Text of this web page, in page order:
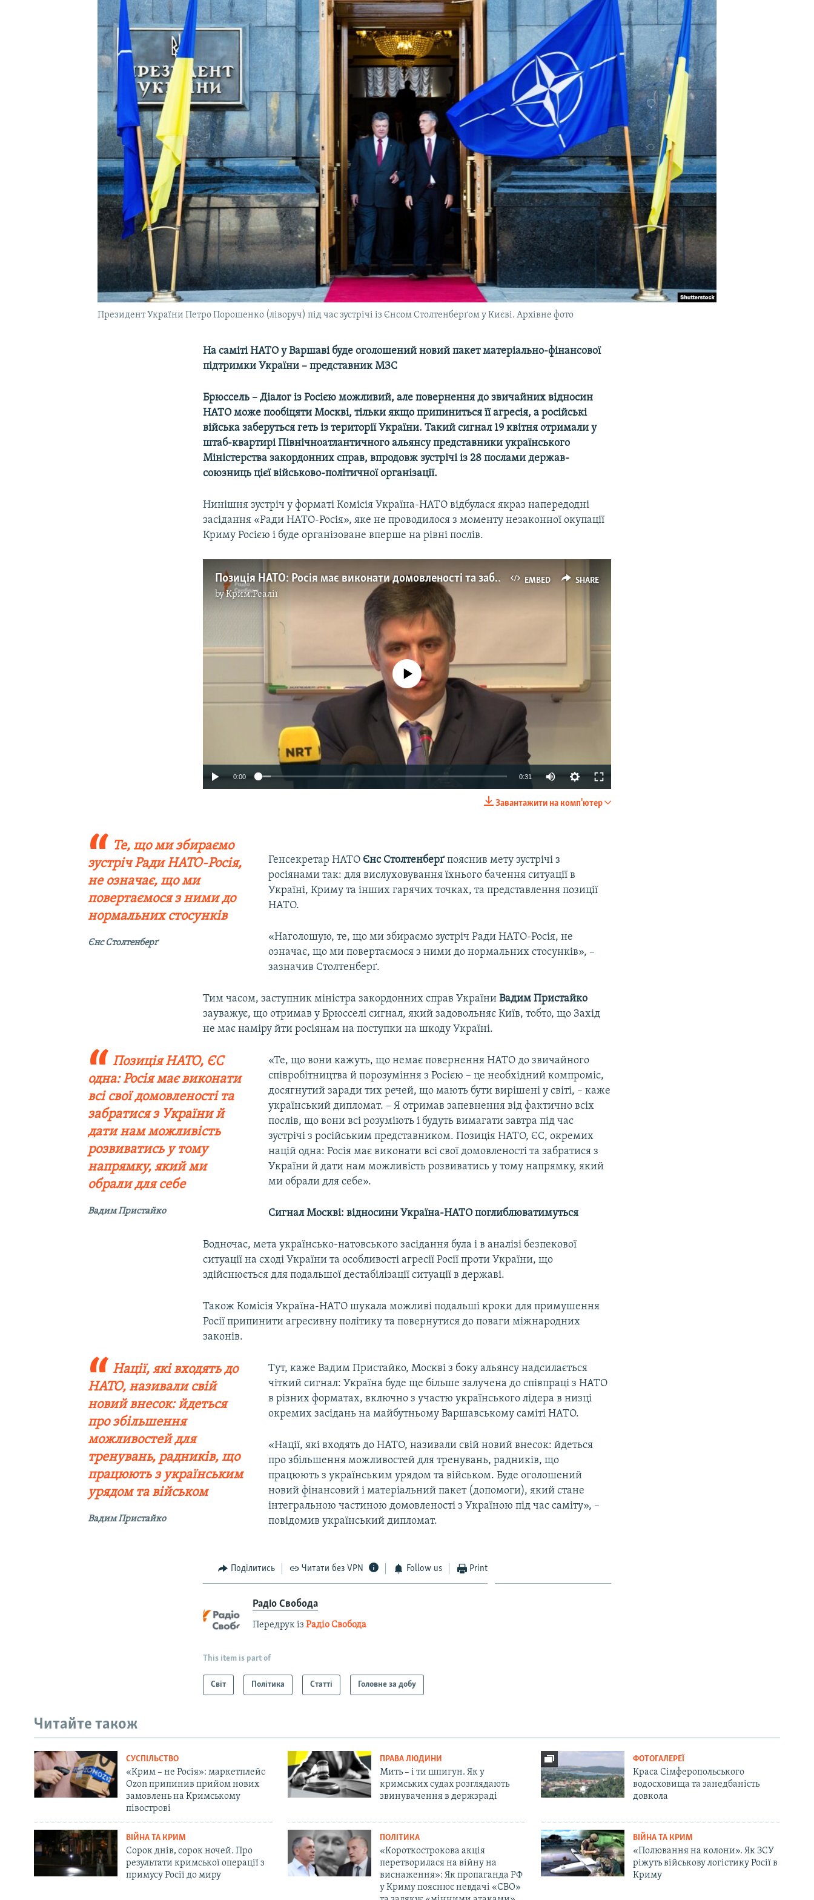
УКРАЇНСЬКА ПРОБЛЕМА КРИМУ
Президент України Петро Порошенко (ліворуч) під час зустрічі із Єнсом Столтенберґом у Києві. Архівне фото
На саміті НАТО у Варшаві буде оголошений новий пакет матеріально-фінансової
підтримки України – представник МЗС
Брюссель – Діалог із Росією можливий, але повернення до звичайних відносин
НАТО може пообіцяти Москві, тільки якщо припиниться її агресія, а російські
війська заберуться геть із території України. Такий сигнал 19 квітня отримали у
штаб-квартирі Північноатлантичного альянсу представники українського
Міністерства закордонних справ, впродовж зустрічі із 28 послами держав-
союзниць цієї військово-політичної організації.
Нинішня зустріч у форматі Комісія Україна-НАТО відбулася якраз напередодні
засідання «Ради НАТО-Росія», яке не проводилося з моменту незаконної окупації
Криму Росією і буде організоване вперше на рівні послів.
EMBED SHARE
Позиція НАТО: Росія має виконати домовленості та забратися з України – Пристайко
byКрим.Реалії
No media source currently available
0:00 0:31
Завантажити на комп'ютер
Те, що ми збираємо
зустріч Ради НАТО-Росія,
не означає, що ми
повертаємося з ними до
нормальних стосунків
Єнс Столтенберґ
Генсекретар НАТО Єнс Столтенберґпояснив мету зустрічі з
росіянами так: для вислуховування їхнього бачення ситуації в
Україні, Криму та інших гарячих точках, та представлення позиції
НАТО.
«Наголошую, те, що ми збираємо зустріч Ради НАТО-Росія, не
означає, що ми повертаємося з ними до нормальних стосунків», –
зазначив Столтенберґ.
Тим часом, заступник міністра закордонних справ УкраїниВадим Пристайко
зауважує, що отримав у Брюсселі сигнал, який задовольняє Київ, тобто, що Захід
не має наміру йти росіянам на поступки на шкоду Україні.
Позиція НАТО, ЄС
одна: Росія має виконати
всі свої домовленості та
забратися з України й
дати нам можливість
розвиватись у тому
напрямку, який ми
обрали для себе
Вадим Пристайко
«Те, що вони кажуть, що немає повернення НАТО до звичайного
співробітництва й порозуміння з Росією – це необхідний компроміс,
досягнутий заради тих речей, що мають бути вирішені у світі, – каже
український дипломат. – Я отримав запевнення від фактично всіх
послів, що вони всі розуміють і будуть вимагати завтра під час
зустрічі з російським представником. Позиція НАТО, ЄС, окремих
націй одна: Росія має виконати всі свої домовленості та забратися з
України й дати нам можливість розвиватись у тому напрямку, який
ми обрали для себе».
Сигнал Москві: відносини Україна-НАТО поглиблюватимуться
Водночас, мета українсько-натовського засідання була і в аналізі безпекової
ситуації на сході України та особливості агресії Росії проти України, що
здійснюється для подальшої дестабілізації ситуації в державі.
Також Комісія Україна-НАТО шукала можливі подальші кроки для примушення
Росії припинити агресивну політику та повернутися до поваги міжнародних
законів.
Нації, які входять до
НАТО, називали свій
новий внесок: йдеться
про збільшення
можливостей для
тренувань, радників, що
працюють з українським
урядом та військом
Вадим Пристайко
Тут, каже Вадим Пристайко, Москві з боку альянсу надсилається
чіткий сигнал: Україна буде ще більше залучена до співпраці з НАТО
в різних форматах, включно з участю українського лідера в низці
окремих засідань на майбутньому Варшавському саміті НАТО.
«Нації, які входять до НАТО, називали свій новий внесок: йдеться
про збільшення можливостей для тренувань, радників, що
працюють з українським урядом та військом. Буде оголошений
новий фінансовий і матеріальний пакет (допомоги), який стане
інтегральною частиною домовленості з Україною під час саміту», –
повідомив український дипломат.
Поділитись Читати без VPN Follow us Print
Радіо Свобода
Передрук ізРадіо Свобода
This item is part of
Світ Політика Статті Головне за добу
Читайте також
СУСПІЛЬСТВО
«Крим – не Росія»: маркетплейс
Ozon припинив прийом нових
замовлень на Кримському
півострові
ПРАВА ЛЮДИНИ
Мить – і ти шпигун. Як у
кримських судах розглядають
звинувачення в держзраді
ФОТОГАЛЕРЕЇ
Краса Сімферопольського
водосховища та занедбаність
довкола
ВІЙНА ТА КРИМ
Сорок днів, сорок ночей. Про
результати кримської операції з
примусу Росії до миру
ПОЛІТИКА
«Короткострокова акція
перетворилася на війну на
виснаження»: Як пропаганда РФ
у Криму пояснює невдачі «СВО»
ВІЙНА ТА КРИМ
«Полювання на колони». Як ЗСУ
ріжуть військову логістику Росії в
Криму